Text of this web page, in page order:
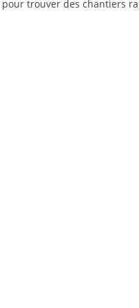
trouver des chantiers